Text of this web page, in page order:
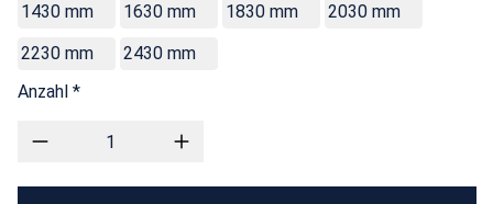
1430 mm
1630 mm 1830 mm
2030 mm
2230 mm
2430 mm
Anzahl *